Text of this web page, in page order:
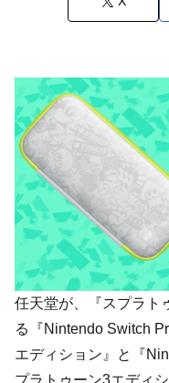
任天堂が、『スプラト
る『Nintendo Switch
エディション』と『